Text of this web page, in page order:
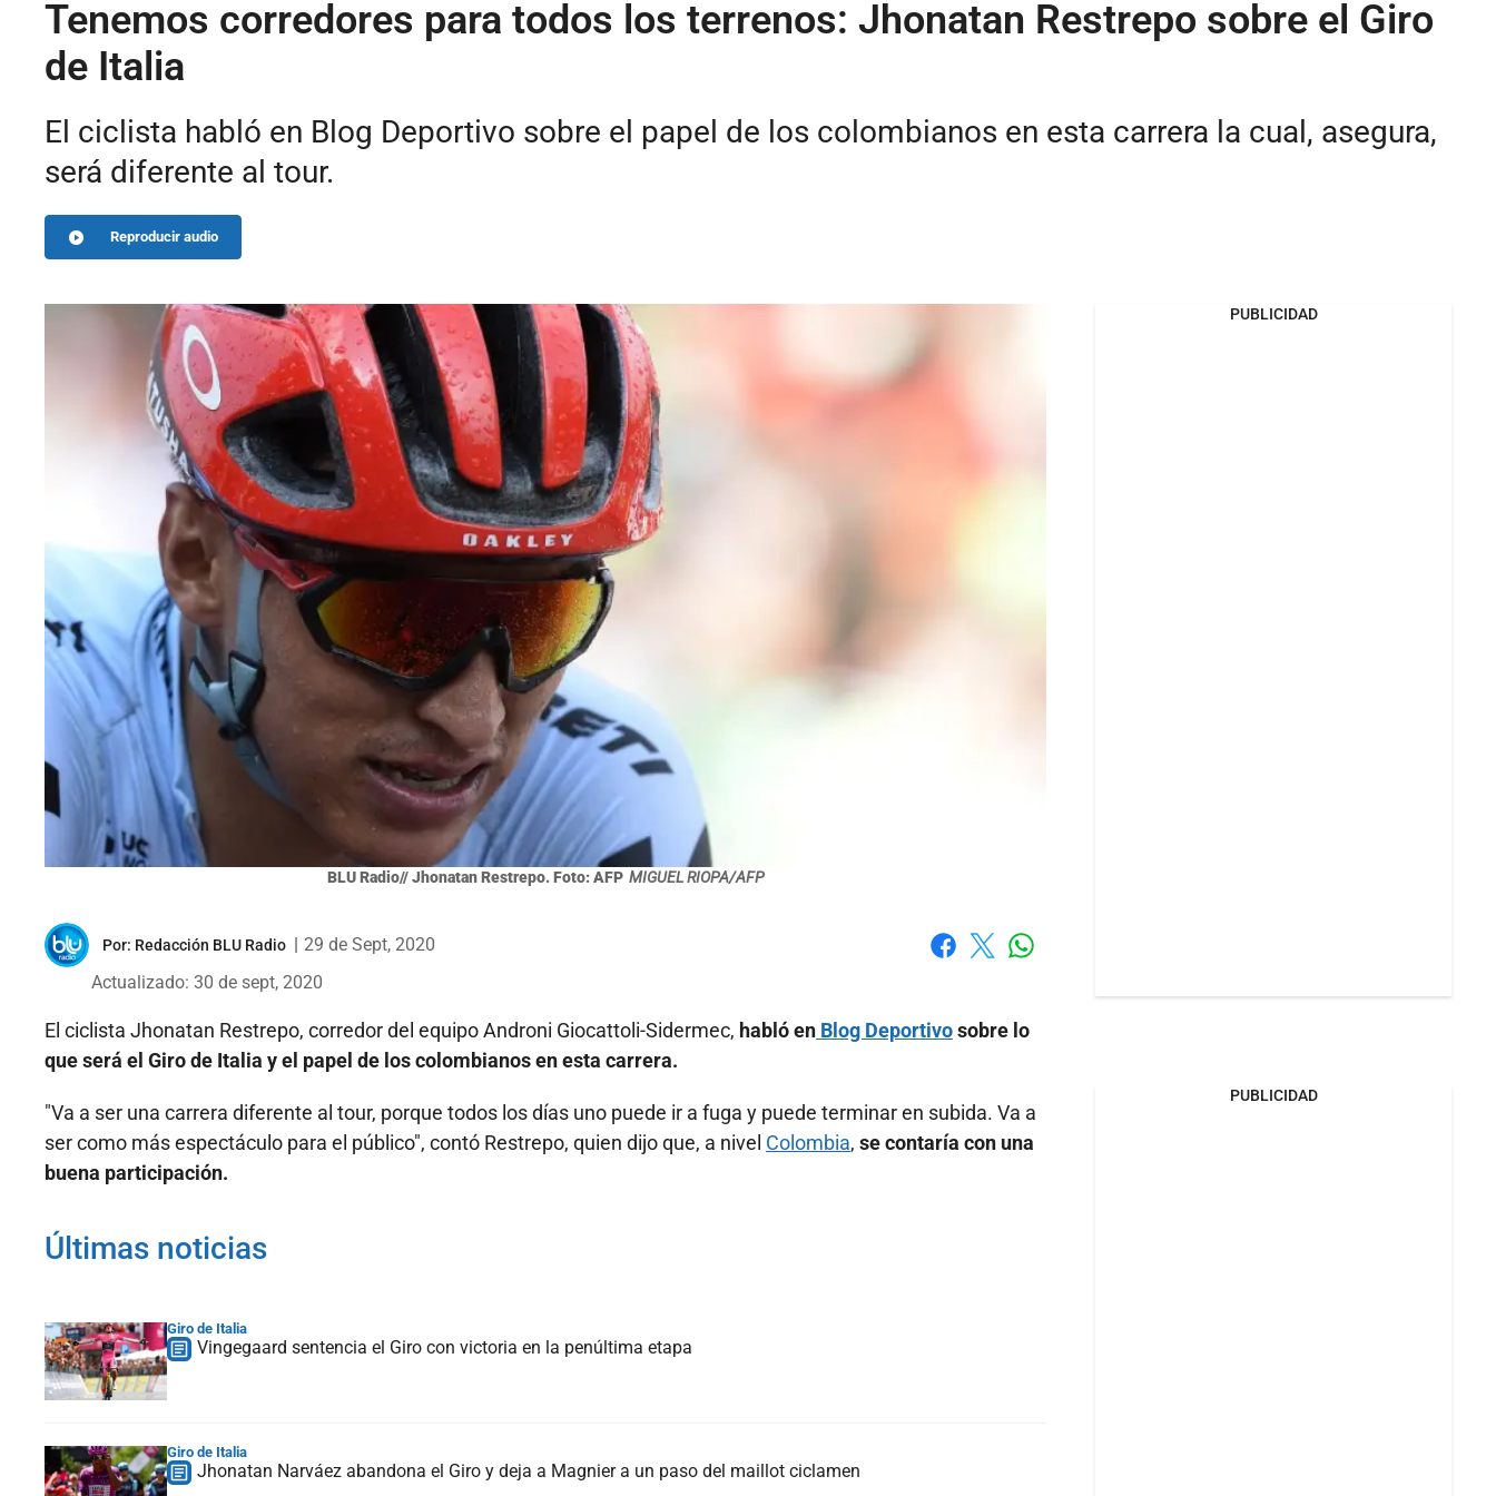
Tenemos corredores para todos los terrenos: Jhonatan Restrepo sobre el Giro
de Italia
El ciclista habló en Blog Deportivo sobre el papel de los colombianos en esta carrera la cual, asegura,
será diferente al tour.
Reproducir audio
BLU Radio// Jhonatan Restrepo. Foto: AFP MIGUEL RIOPA/AFP
Por: Redacción BLU Radio
29 de Sept, 2020
Actualizado: 30 de sept, 2020
El ciclista Jhonatan Restrepo, corredor del equipo Androni Giocattoli-Sidermec, habló en Blog Deportivosobre lo
que será el Giro de Italia y el papel de los colombianos en esta carrera.
"Va a ser una carrera diferente al tour, porque todos los días uno puede ir a fuga y puede terminar en subida. Va a
ser como más espectáculo para el público", contó Restrepo, quien dijo que, a nivel Colombia, se contaría con una
buena participación.
Últimas noticias
Giro de Italia
Vingegaard sentencia el Giro con victoria en la penúltima etapa
Giro de Italia
Jhonatan Narváez abandona el Giro y deja a Magnier a un paso del maillot ciclamen
PUBLICIDAD
PUBLICIDAD